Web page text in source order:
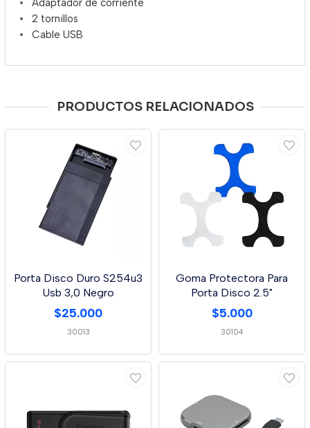
Adaptador de corriente
2 tornillos
Cable USB
PRODUCTOS RELACIONADOS
Porta Disco Duro S254u3
Usb 3,0 Negro
$25.000
30013
Goma Protectora Para
Porta Disco 2.5"
$5.000
30104